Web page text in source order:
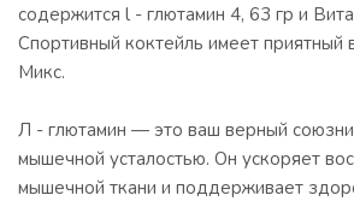
содержится l - глютамин 4, 63 гр и
Спортивный коктейль имеет приятный
Микс.
Л - глютамин — это ваш верный
мышечной усталостью. Он ускоряет
мышечной ткани и поддерживает